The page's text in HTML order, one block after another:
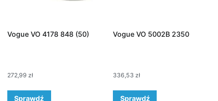
Vogue VO 4178 848 (50)
272,99 zł
Sprawdź
Vogue VO 5002B 2350
336,53 zł
Sprawdź